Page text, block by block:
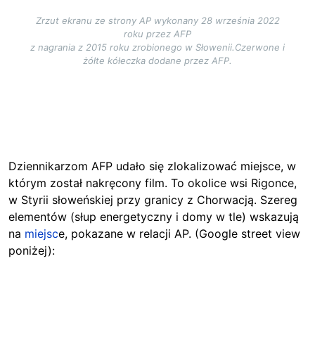
Zrzut ekranu ze strony AP wykonany 28 września 2022
roku przez AFP
z nagrania z 2015 roku zrobionego w Słowenii.Czerwone i
żółte kółeczka dodane przez AFP.
Dziennikarzom AFP udało się zlokalizować miejsce, w
którym został nakręcony film. To okolice wsi Rigonce,
w Styrii słoweńskiej przy granicy z Chorwacją. Szereg
elementów (słup energetyczny i domy w tle) wskazują
na miejsce, pokazane w relacji AP. (Google street view
poniżej):